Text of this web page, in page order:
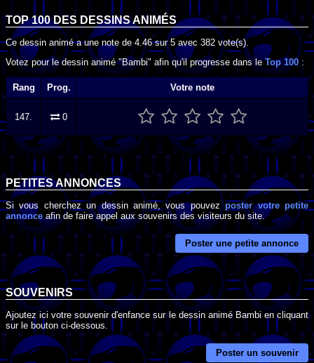
TOP 100 DESDESSINS ANIMÉS
Ce dessin animé a une note de4.46sur5 avec 382 vote(s).
Votez pour le dessin animé "Bambi" afin qu'il progresse dans leTop 100 :
Rang Prog. Votre note
147. 0
PETITES ANNONCES
Si vous cherchez un dessin animé, vous pouvezposter votre petite
annonceafin de faire appel aux souvenirs des visiteurs du site.
Poster une petite annonce
SOUVENIRS
Ajoutez ici votre souvenir d'enfance sur le dessin animé Bambi en cliquant
sur le bouton ci-dessous.
Poster un souvenir